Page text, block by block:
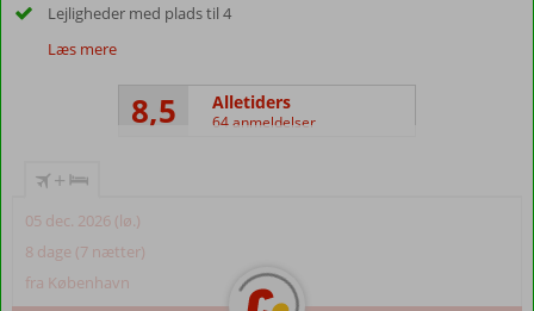
Lejligheder med plads til 4
Læs mere
8,5 Alletiders
64 anmeldelser
+
05 dec. 2026 (lø.)
8 dage (7 nætter)
fra København